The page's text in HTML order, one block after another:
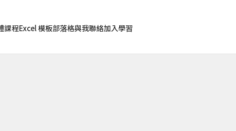
課程Excel 模板部落格與我聯絡加入學習